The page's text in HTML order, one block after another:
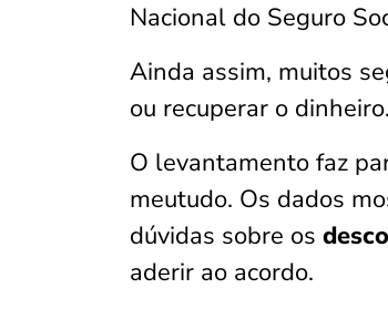
Nacional do Seguro
Ainda assim, muitos
ou recuperar o dinheiro.
O levantamento faz
meutudo. Os dados
dúvidas sobre os
aderir ao acordo.